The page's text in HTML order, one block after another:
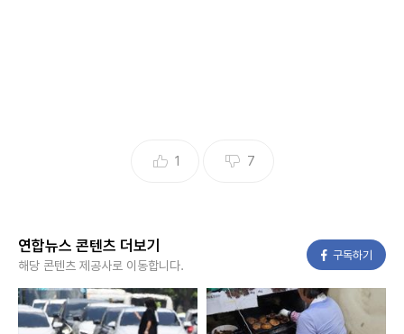
본 콘텐츠는뉴스픽 파트너스에서 공유된 콘텐츠입니다.
1 7
연합뉴스 콘텐츠 더보기
해당 콘텐츠 제공사로 이동합니다.
구독하기